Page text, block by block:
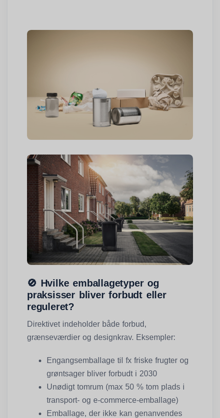
🚫 Hvilke emballagetyper og
praksisser bliver forbudt eller
reguleret?
Direktivet indeholder både forbud,
grænseværdier og designkrav. Eksempler:
Engangsemballage til fx friske frugter og
grøntsager bliver forbudt i 2030
Unødigt tomrum (max 50 % tom plads i
transport- og e-commerce-emballage)
Emballage, der ikke kan genanvendes